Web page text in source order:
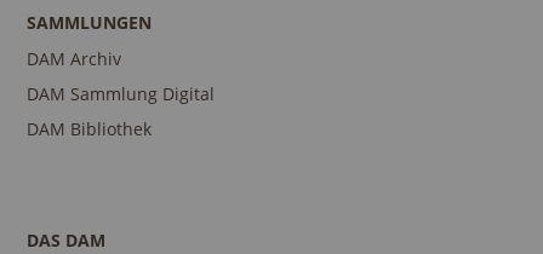
SAMMLUNGEN
DAM Archiv
DAM Sammlung Digital
DAM Bibliothek
DAS DAM